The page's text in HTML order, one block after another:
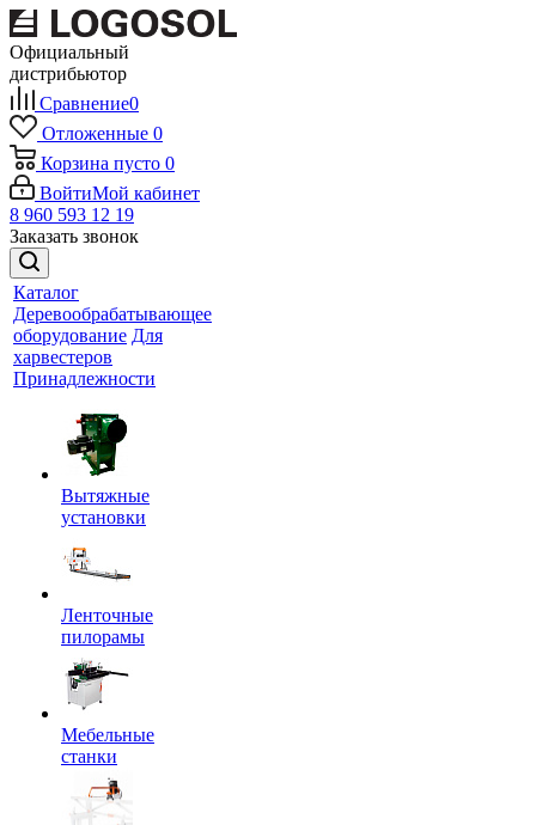
Официальный
дистрибьютор
Сравнение0
Отложенные 0
Корзина пусто 0
ВойтиМой кабинет
8 960 593 12 19
Заказать звонок
Каталог
Деревообрабатывающее
оборудование Для
харвестеров
Принадлежности
Вытяжные
установки
Ленточные
пилорамы
Мебельные
станки